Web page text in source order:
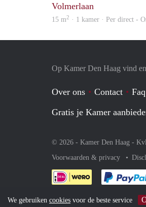
Volmerlaan
15 m2 · 1 kamer · Per direct -
Op Kamer Den Haag vind
Over ons Contact Faq
Gratis je Kamer
© 2026 - Kamer Den Haag -
Voorwaarden & privacy
We gebruiken cookies voor de beste service